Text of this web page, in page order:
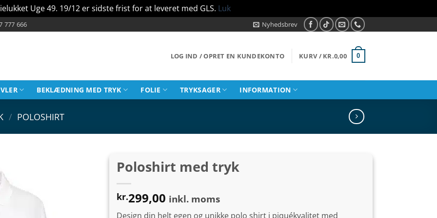
Uge 49. 19/12 er sidste frist for at leveret med GLS. Luk
777 666 Nyhedsbrev
LOG IND / OPRET EN KUNDEKONTO KURV / KR.0,00 0
BEKLÆDNING MED TRYK FOLIE TRYKSAGER INFORMATION
/ POLOSHIRT
Poloshirt med tryk
kr.299,00 inkl. moms
Design din helt egen og unikke polo shirt i piquékvalitet med